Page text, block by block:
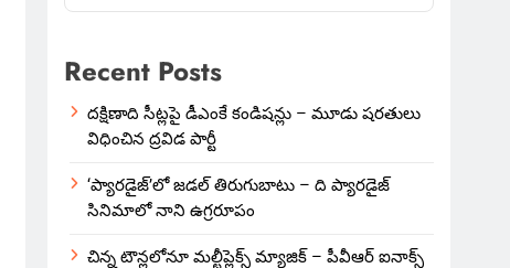
Recent Posts
దక్షిణాది సీట్లపై డీఎంకే కండిషన్లు – మూడు షరతులు
విధించిన ద్రవిడ పార్టీ
‘ప్యారడైజ్’లో జడల్ తిరుగుబాటు – ది ప్యారడైజ్
సినిమాలో నాని ఉగ్రరూపం
చిన్న టౌన్లలోనూ మల్టీప్లెక్స్‌ మ్యాజిక్ – పీవీఆర్ ఐనాక్స్